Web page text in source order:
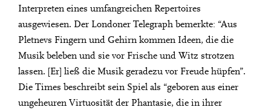
Interpreten eines umfangreichen Repertoires
ausgewiesen. Der Londoner Telegraph bemerkte: “Aus
Pletnevs Fingern und Gehirn kommen Ideen, die die
Musik beleben und sie vor Frische und Witz strotzen
lassen. [Er] ließ die Musik geradezu vor Freude hüpfen”.
Die Times beschreibt sein Spiel als “geboren aus einer
ungeheuren Virtuosität der Phantasie, die in ihrer